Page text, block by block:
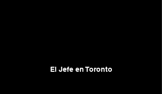
El Jefe en Toronto